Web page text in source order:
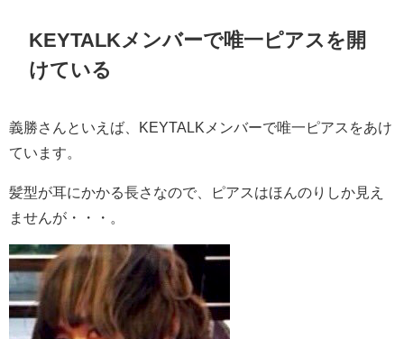
KEYTALKメンバーで唯一ピアスを開
けている
義勝さんといえば、KEYTALKメンバーで唯一ピアスをあけ
ています。
髪型が耳にかかる長さなので、ピアスはほんのりしか見え
ませんが・・・。